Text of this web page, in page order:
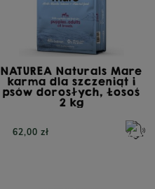
bezzbożowa sucha
karma dla psów z
insektami, 12 kg
POWIADOM O
DOSTĘPNOŚCI
NATUREA Naturals Mare
karma dla szczeniąt i
psów dorosłych, Łosoś
2 kg
62,00 zł